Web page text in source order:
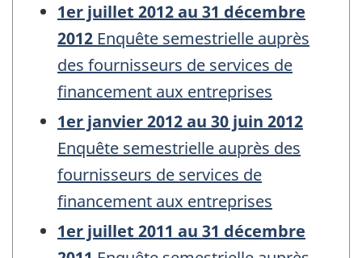
1er juillet 2012 au 31 décembre
2012 Enquête semestrielle auprès
des fournisseurs de services de
financement aux entreprises
1er janvier 2012 au 30 juin 2012
Enquête semestrielle auprès des
fournisseurs de services de
financement aux entreprises
1er juillet 2011 au 31 décembre